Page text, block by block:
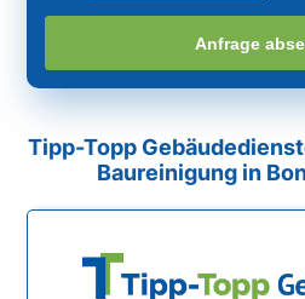
Anfrage
Tipp-Topp
Baureinigung in